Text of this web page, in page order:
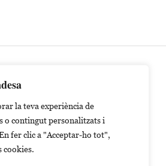
la teva experiència de
o contingut personalitzats i
fer clic a "Acceptar-ho tot",
cookies.